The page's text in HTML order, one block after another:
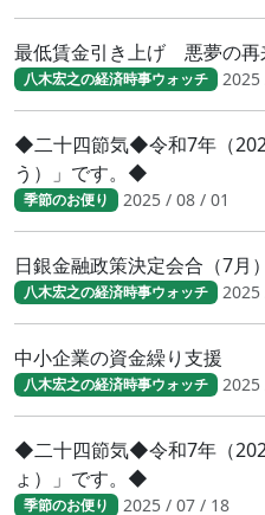
最低賃金引き上げ 悪夢の再
八木宏之の経済時事ウォッチ
◆二十四節気◆令和7年（
う）」です。◆
季節のお便り 2025 / 08 / 01
日銀金融政策決定会合（7月
八木宏之の経済時事ウォッチ 2025
中小企業の資金繰り支援
八木宏之の経済時事ウォッチ 2025
◆二十四節気◆令和7年（
ょ）」です。◆
季節のお便り 2025 / 07 / 18